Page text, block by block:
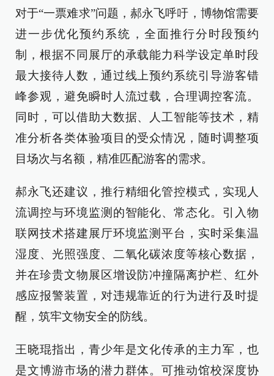
对于“一票难求”问题，郝永飞呼吁，博物馆需要
进一步优化预约系统，全面推行分时段预约
制，根据不同展厅的承载能力科学设定单时段
最大接待人数，通过线上预约系统引导游客错
峰参观，避免瞬时人流过载，合理调控客流。
同时，可以借助大数据、人工智能等技术，精
准分析各类体验项目的受众情况，随时调整项
目场次与名额，精准匹配游客的需求。
郝永飞还建议，推行精细化管控模式，实现人
流调控与环境监测的智能化、常态化。引入物
联网技术搭建展厅环境监测平台，实时采集温
湿度、光照强度、二氧化碳浓度等核心数据，
并在珍贵文物展区增设防冲撞隔离护栏、红外
感应报警装置，对违规靠近的行为进行及时提
醒，筑牢文物安全的防线。
王晓琨指出，青少年是文化传承的主力军，也
是文博游市场的潜力群体。可推动馆校深度协